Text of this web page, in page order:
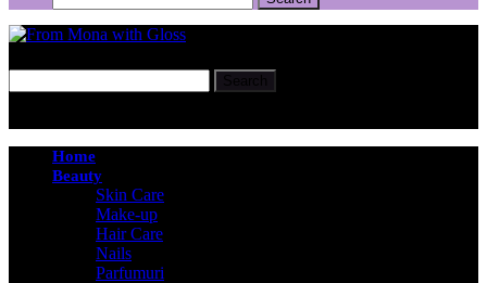
Home
Beauty
Skin Care
Make-up
Hair Care
Nails
Parfumuri